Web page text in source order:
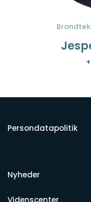
Persondatapolitik
Nyheder
Videnscenter